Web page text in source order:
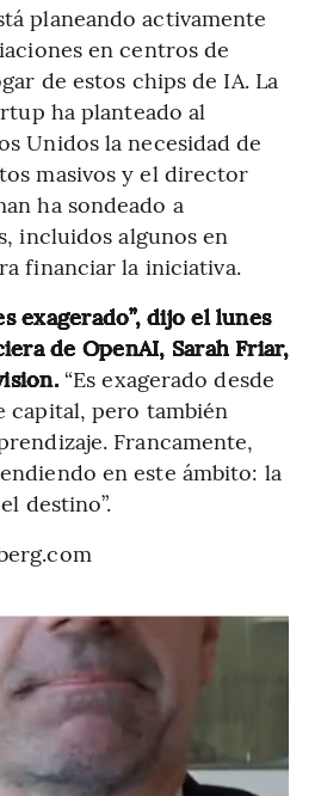
planeando activamente
en centros de
de estos chips de IA. La
ha planteado al
Unidos la necesidad de
masivos y el director
ha sondeado a
incluidos algunos en
financiar la iniciativa.
exagerado”, dijo el lunes
de OpenAI, Sarah Friar,
“Es exagerado desde
capital, pero también
Francamente,
en este ámbito: la
destino”.